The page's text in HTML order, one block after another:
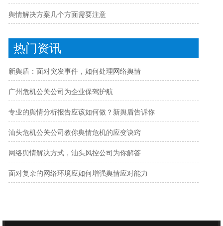
舆情解决方案几个方面需要注意
热门资讯
新舆盾：面对突发事件，如何处理网络舆情
广州危机公关公司为企业保驾护航
专业的舆情分析报告应该如何做？新舆盾告诉你
汕头危机公关公司教你舆情危机的应变诀窍
网络舆情解决方式，汕头风控公司为你解答
面对复杂的网络环境应如何增强舆情应对能力